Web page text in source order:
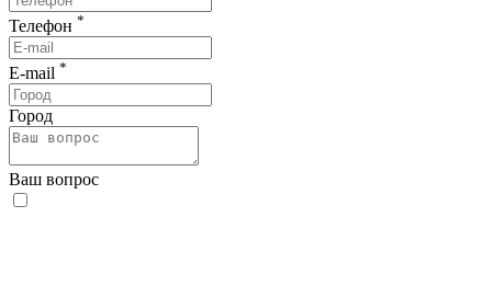
Телефон *
E-mail *
Город
Ваш вопрос